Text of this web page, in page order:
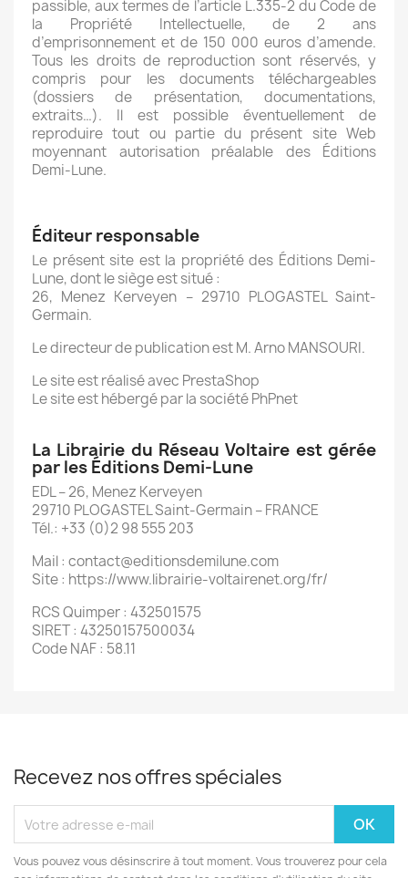
passible, aux termes de l’article L.335-2 du Code de
la Propriété Intellectuelle, de 2 ans
d’emprisonnement et de 150 000 euros d’amende.
Tous les droits de reproduction sont réservés, y
compris pour les documents téléchargeables
(dossiers de présentation, documentations,
extraits…). Il est possible éventuellement de
reproduire tout ou partie du présent site Web
moyennant autorisation préalable des Éditions
Demi-Lune.
Éditeur responsable
Le présent site est la propriété des Éditions Demi-
Lune, dont le siège est situé :
26, Menez Kerveyen – 29710 PLOGASTEL Saint-
Germain.
Le directeur de publication est M. Arno MANSOURI.
Le site est réalisé avec PrestaShop
Le site est hébergé par la société PhPnet
La Librairie du Réseau Voltaire est gérée
par les Éditions Demi-Lune
EDL – 26, Menez Kerveyen
29710 PLOGASTEL Saint-Germain – FRANCE
Tél.: +33 (0)2 98 555 203
Mail : contact@editionsdemilune.com
Site : https://www.librairie-voltairenet.org/fr/
RCS Quimper : 432501575
SIRET : 43250157500034
Code NAF : 58.11
Recevez nos offres spéciales
Vous pouvez vous désinscrire à tout moment. Vous trouverez pour cela